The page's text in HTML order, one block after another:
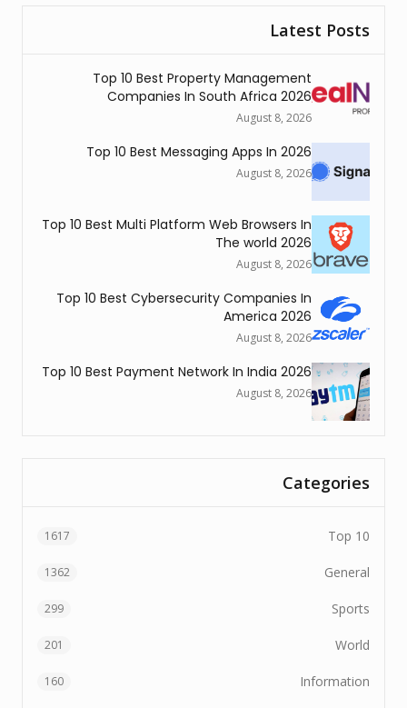
Latest Posts
Top 10 Best Property Management
Companies In South Africa 2026
August 8, 2026
Top 10 Best Messaging Apps In 2026
August 8, 2026
Top 10 Best Multi Platform Web Browsers In
The world 2026
August 8, 2026
Top 10 Best Cybersecurity Companies In
America 2026
August 8, 2026
Top 10 Best Payment Network In India 2026
August 8, 2026
Categories
Top 10
1617
General
1362
Sports
299
World
201
Information
160